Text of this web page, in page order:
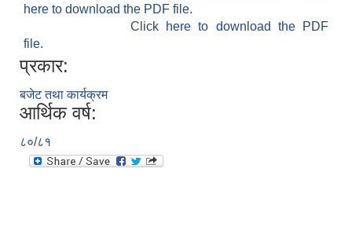
here to download the PDF file.
Click here to download the PDF
file.
प्रकार:
बजेट तथा कार्यक्रम
आर्थिक वर्ष:
८०/८१